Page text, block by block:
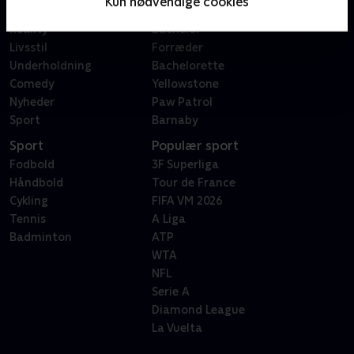
Reality
Livsstil
Underholdning
Comedy
Nyheder
Sport
X Factor
Bachelor
Forræder
Bachelorette
Yellowstone
Paw Patrol
Barnaby
Sport
Fodbold
Håndbold
Cykling
Tennis
Badminton
Populær sport
3F Superliga
Tour de France
FIFA VM 2026
A Liga
ATP
WTA
NFL
Serie A
Diamond League
La Vuelta